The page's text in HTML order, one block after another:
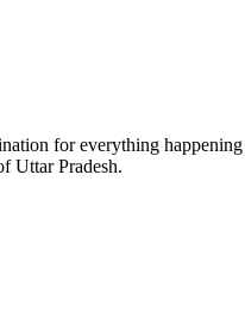
for everything
Uttar Pradesh.